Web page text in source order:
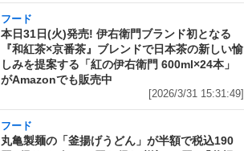
フード
本日31日(火)発売! 伊右衛門ブランド初となる
『和紅茶×京番茶』ブレンドで日本茶の新しい愉
しみを提案する「紅の伊右衛門 600ml×24本」
がAmazonでも販売中
[2026/3/31 15:31:49]
フード
丸亀製麺の「釜揚げうどん」が半額で税込190